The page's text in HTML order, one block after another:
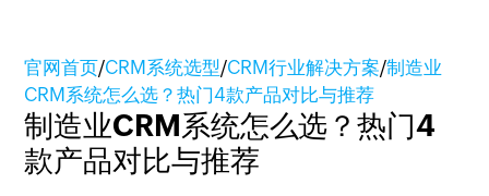
官网首页/CRM系统选型/CRM行业解决方案/制造业
CRM系统怎么选？热门4款产品对比与推荐
制造业CRM系统怎么选？热门4
款产品对比与推荐